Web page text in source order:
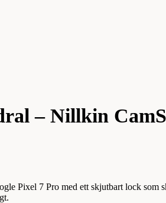
– Nillkin
Pixel 7 Pro med ett skjutbart lock som